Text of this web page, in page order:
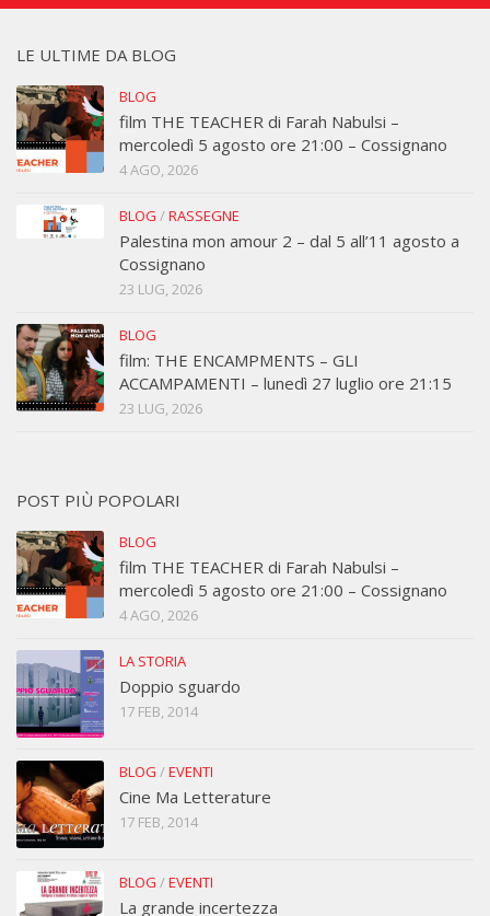
LE ULTIME DA BLOG
BLOG
film THE TEACHER di Farah Nabulsi –
mercoledì 5 agosto ore 21:00 – Cossignano
4 AGO, 2026
BLOG /RASSEGNE
Palestina mon amour 2 – dal 5 all’11 agosto a
Cossignano
23 LUG, 2026
BLOG
film: THE ENCAMPMENTS – GLI
ACCAMPAMENTI – lunedì 27 luglio ore 21:15
23 LUG, 2026
POST PIÙ POPOLARI
BLOG
film THE TEACHER di Farah Nabulsi –
mercoledì 5 agosto ore 21:00 – Cossignano
4 AGO, 2026
LA STORIA
Doppio sguardo
17 FEB, 2014
BLOG /EVENTI
Cine Ma Letterature
17 FEB, 2014
BLOG /EVENTI
La grande incertezza